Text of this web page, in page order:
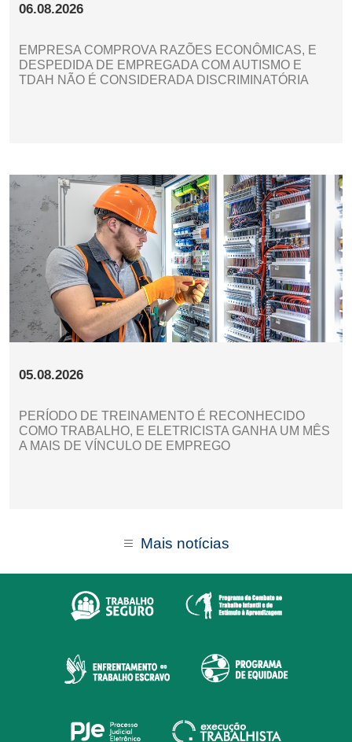
06.08.2026
EMPRESA COMPROVA RAZÕES ECONÔMICAS, E
DESPEDIDA DE EMPREGADA COM AUTISMO E
TDAH NÃO É CONSIDERADA DISCRIMINATÓRIA
05.08.2026
PERÍODO DE TREINAMENTO É RECONHECIDO
COMO TRABALHO, E ELETRICISTA GANHA UM MÊS
A MAIS DE VÍNCULO DE EMPREGO
Mais notícias